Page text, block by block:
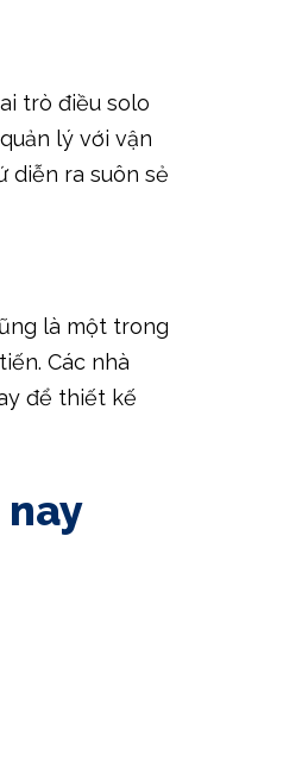
trò điều solo
lý với vận
diễn ra suôn sẻ
là một trong
Các nhà
để thiết kế